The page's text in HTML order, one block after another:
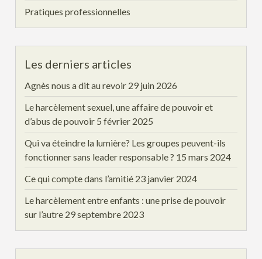
Pratiques professionnelles
Les derniers articles
Agnès nous a dit au revoir 29 juin 2026
Le harcèlement sexuel, une affaire de pouvoir et
d’abus de pouvoir 5 février 2025
Qui va éteindre la lumière? Les groupes peuvent-ils
fonctionner sans leader responsable ? 15 mars 2024
Ce qui compte dans l’amitié 23 janvier 2024
Le harcèlement entre enfants : une prise de pouvoir
sur l’autre 29 septembre 2023